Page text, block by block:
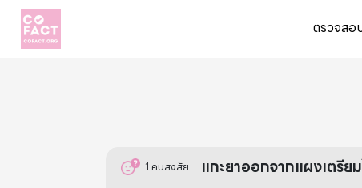
ตรวจสอ
1 คนสงสัย แกะยาออกจากแผงเตรีย